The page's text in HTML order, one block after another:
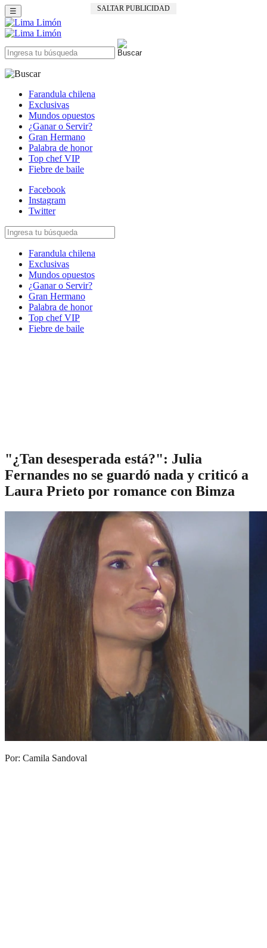
SALTAR PUBLICIDAD
☰
Farandula chilena
Exclusivas
Mundos opuestos
¿Ganar o Servir?
Gran Hermano
Palabra de honor
Top chef VIP
Fiebre de baile
Facebook
Instagram
Twitter
Farandula chilena
Exclusivas
Mundos opuestos
¿Ganar o Servir?
Gran Hermano
Palabra de honor
Top chef VIP
Fiebre de baile
"¿Tan desesperada está?": Julia
Fernandes no se guardó nada y criticó a
Laura Prieto por romance con Bimza
Por: Camila Sandoval